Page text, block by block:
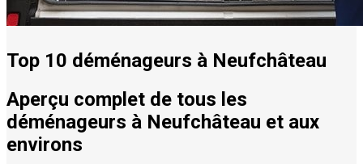
Top 10 déménageurs à Neufchâteau
Aperçu complet de tous les
déménageurs à Neufchâteau et aux
environs